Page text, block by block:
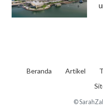
Beranda Artikel
©